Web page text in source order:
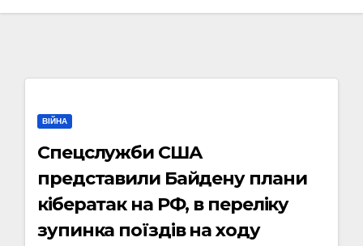
ВІЙНА
Спецслужби США
представили Байдену плани
кібератак на РФ, в переліку
зупинка поїздів на ходу